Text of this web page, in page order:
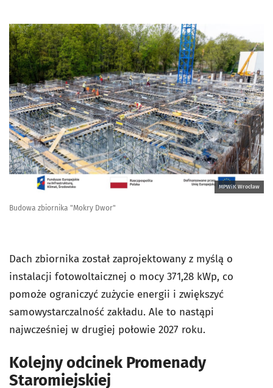
MPWiK Wrocław
Budowa zbiornika "Mokry Dwor"
Dach zbiornika został zaprojektowany z myślą o
instalacji fotowoltaicznej o mocy 371,28 kWp, co
pomoże ograniczyć zużycie energii i zwiększyć
samowystarczalność zakładu. Ale to nastąpi
najwcześniej w drugiej połowie 2027 roku.
Kolejny odcinek Promenady
Staromiejskiej